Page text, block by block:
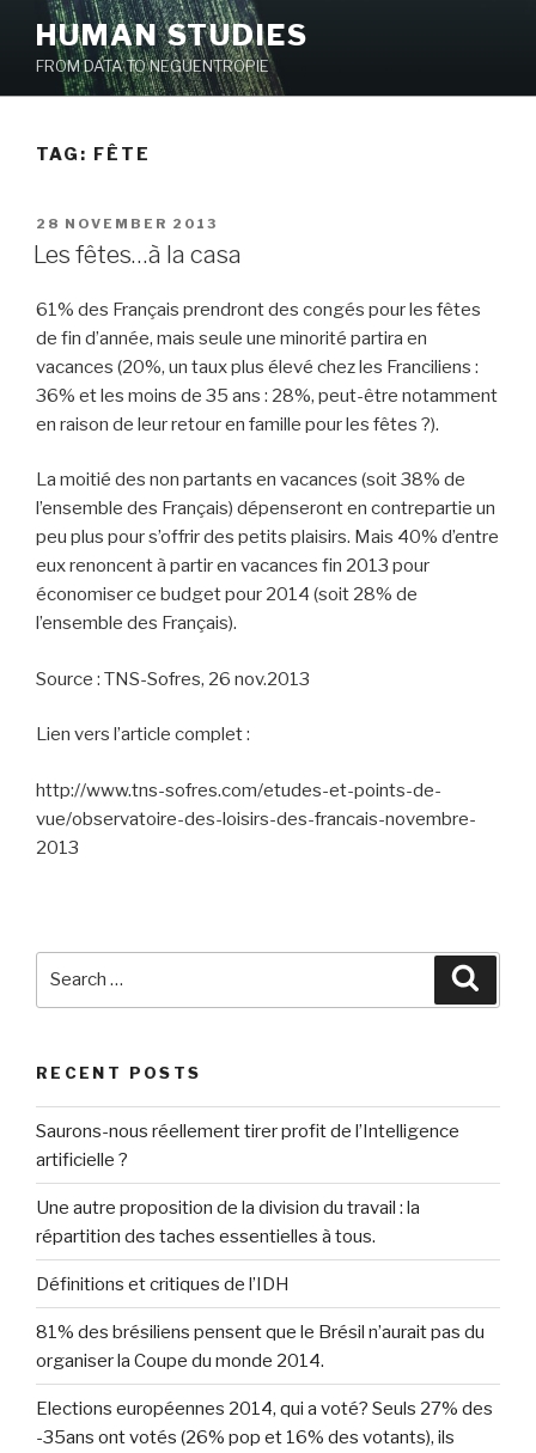
content
HUMAN STUDIES
FROM DATA TO NEGUENTROPIE
TAG: FÊTE
POSTED
ON
28 NOVEMBER 2013
Les fêtes…à la casa
61% des Français prendront des congés pour les fêtes
de fin d’année, mais seule une minorité partira en
vacances (20%, un taux plus élevé chez les Franciliens :
36% et les moins de 35 ans : 28%, peut-être notamment
en raison de leur retour en famille pour les fêtes ?).
La moitié des non partants en vacances (soit 38% de
l’ensemble des Français) dépenseront en contrepartie un
peu plus pour s’offrir des petits plaisirs. Mais 40% d’entre
eux renoncent à partir en vacances fin 2013 pour
économiser ce budget pour 2014 (soit 28% de
l’ensemble des Français).
Source : TNS-Sofres, 26 nov.2013
Lien vers l’article complet :
http://www.tns-sofres.com/etudes-et-points-de-
vue/observatoire-des-loisirs-des-francais-novembre-
2013
RECENT POSTS
Saurons-nous réellement tirer profit de l’Intelligence
artificielle ?
Une autre proposition de la division du travail : la
répartition des taches essentielles à tous.
Définitions et critiques de l’IDH
81% des brésiliens pensent que le Brésil n’aurait pas du
organiser la Coupe du monde 2014.
Elections européennes 2014, qui a voté? Seuls 27% des
-35ans ont votés (26% pop et 16% des votants), ils